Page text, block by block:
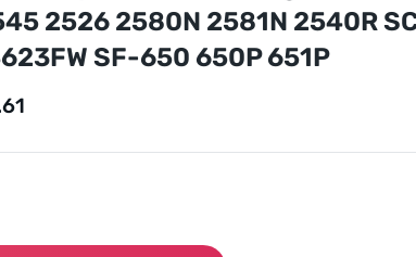
2526 2580N 2581N 2540R
SF-650 650P 651P